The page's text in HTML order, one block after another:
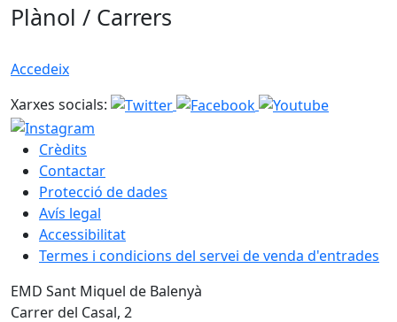
Plànol / Carrers
Accedeix
Xarxes socials:
Crèdits
Contactar
Protecció de dades
Avís legal
Accessibilitat
Termes i condicions del servei de venda d'entrades
EMD Sant Miquel de Balenyà
Carrer del Casal, 2